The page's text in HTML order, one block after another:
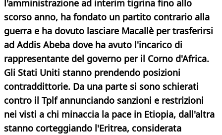
l'amministrazione ad interim tigrina fino allo
scorso anno, ha fondato un partito contrario alla
guerra e ha dovuto lasciare Macallè per trasferirsi
ad Addis Abeba dove ha avuto l'incarico di
rappresentante del governo per il Corno d'Africa.
Gli Stati Uniti stanno prendendo posizioni
contraddittorie. Da una parte si sono schierati
contro il Tplf annunciando sanzioni e restrizioni
nei visti a chi minaccia la pace in Etiopia, dall'altra
stanno corteggiando l'Eritrea, considerata